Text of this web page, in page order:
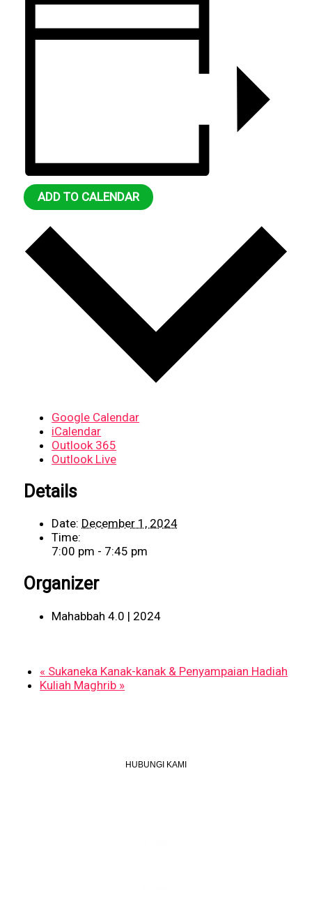
ADD TO CALENDAR
Google Calendar
iCalendar
Outlook 365
Outlook Live
Details
Date: December 1, 2024
Time:
7:00 pm - 7:45 pm
Organizer
Mahabbah 4.0 | 2024
« Sukaneka Kanak-kanak & Penyampaian Hadiah
Kuliah Maghrib »
HUBUNGI KAMI